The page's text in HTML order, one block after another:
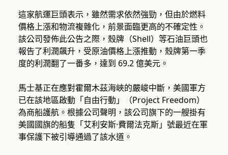
這家航運巨頭表示，雖然需求依然強勁，但由於燃料
價格上漲和物流複雜化，前景面臨更高的不確定性。
該公司發佈此公告之際，殼牌（Shell）等石油巨頭也
報告了利潤飆升，受原油價格上漲推動，殼牌第一季
度的利潤翻了一番多，達到 69.2 億美元。
馬士基正在應對霍爾木茲海峽的嚴峻中斷，美國軍方
已在該地區啟動「自由行動」（Project Freedom）
為商船護航。根據公司聲明，該公司旗下的一艘掛有
美國國旗的船隻「艾利安斯·費爾法克斯」號最近在軍
事保護下被引導通過了該水道。